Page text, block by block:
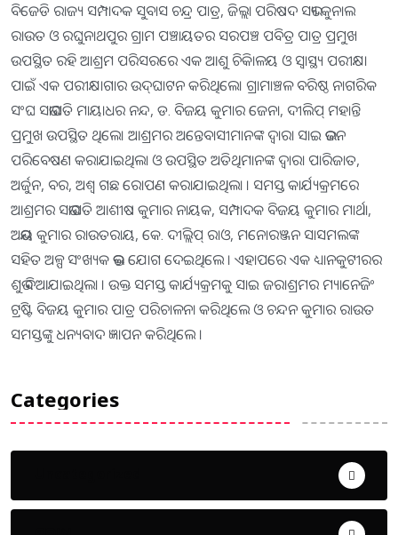
ବିଜେଡି ରାଜ୍ୟ ସମ୍ପାଦକ ସୁବାସ ଚନ୍ଦ୍ର ପାତ୍ର, ଜିଲ୍ଲା ପରିଷଦ ସଭ୍ୟ କୁନାଲ
ରାଉତ ଓ ରଘୁନାଥପୁର ଗ୍ରାମ ପଞ୍ଚାୟତର ସରପଞ୍ଚ ପବିତ୍ର ପାତ୍ର ପ୍ରମୁଖ
ଉପସ୍ଥିତ ରହି ଆଶ୍ରମ ପରିସରରେ ଏକ ଆଶୁ ଚିକିାଳୟ ଓ ସ୍ୱାସ୍ଥ୍ୟ ପରୀକ୍ଷା
ପାଇଁ ଏକ ପରୀକ୍ଷାଗାର ଉଦ୍‌ଘାଟନ କରିଥିଲେ। ଗ୍ରାମାଞ୍ଚଳ ବରିଷ୍ଠ ନାଗରିକ
ସଂଘ ସଭାପତି ମାୟାଧର ନନ୍ଦ, ଡ. ବିଜୟ କୁମାର ଜେନା, ଦୀଲିପ୍ ମହାନ୍ତି
ପ୍ରମୁଖ ଉପସ୍ଥିତ ଥିଲେ। ଆଶ୍ରମର ଅନ୍ତେବାସୀମାନଙ୍କ ଦ୍ୱାରା ସାଇ ଭଜନ
ପରିବେଷଣ କରାଯାଇଥିଲା ଓ ଉପସ୍ଥିତ ଅତିଥିମାନଙ୍କ ଦ୍ୱାରା ପାରିଜାତ,
ଅର୍ଜୁନ, ବର, ଅଶ୍ୱ ଗଛ ରୋପଣ କରାଯାଇଥିଲା । ସମସ୍ତ କାର୍ଯ୍ୟକ୍ରମରେ
ଆଶ୍ରମର ସଭାପତି ଆଶୀଷ କୁମାର ନାୟକ, ସମ୍ପାଦକ ବିଜୟ କୁମାର ମାର୍ଥା,
ଅଭୟ କୁମାର ରାଉତରାୟ, କେ. ଦୀଲ୍ଲିପ୍ ରାଓ, ମନୋରଞ୍ଜନ ସାସମଲଙ୍କ
ସହିତ ଅଳ୍ପ ସଂଖ୍ୟକ ଭକ୍ତ ଯୋଗ ଦେଇଥିଲେ । ଏହାପରେ ଏକ ଧ୍ୟାନକୁଟୀରର
ଶୁଭ ଦିଆଯାଇଥିଲା । ଉକ୍ତ ସମସ୍ତ କାର୍ଯ୍ୟକ୍ରମକୁ ସାଇ ଜରାଶ୍ରମର ମ୍ୟାନେଜିଂ
ଟ୍ରଷ୍ଟି ବିଜୟ କୁମାର ପାତ୍ର ପରିଚାଳନା କରିଥିଲେ ଓ ଚନ୍ଦନ କୁମାର ରାଉତ
ସମସ୍ତଙ୍କୁ ଧନ୍ୟବାଦ ଜ୍ଞାପନ କରିଥିଲେ ।
Categories